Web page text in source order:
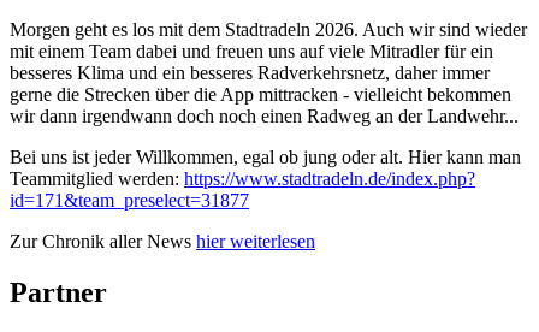
Morgen geht es los mit dem Stadtradeln 2026. Auch wir sind wieder
mit einem Team dabei und freuen uns auf viele Mitradler für ein
besseres Klima und ein besseres Radverkehrsnetz, daher immer
gerne die Strecken über die App mittracken - vielleicht bekommen
wir dann irgendwann doch noch einen Radweg an der Landwehr...
Bei uns ist jeder Willkommen, egal ob jung oder alt. Hier kann man
Teammitglied werden: https://www.stadtradeln.de/index.php?
id=171&team_preselect=31877
Zur Chronik aller News hier weiterlesen
Partner